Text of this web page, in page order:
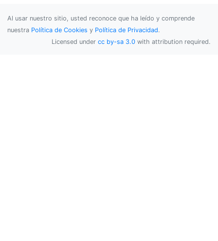
Al usar nuestro sitio, usted reconoce que ha leído y comprende
nuestra Política de Cookies y Política de Privacidad.
Licensed under cc by-sa 3.0 with attribution required.